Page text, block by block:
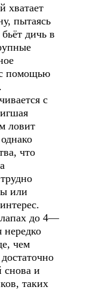
хватает
пытаясь
дичь в
с помощью
с
ловит
что
или
до 4—
нередко
чем
снова и
таких